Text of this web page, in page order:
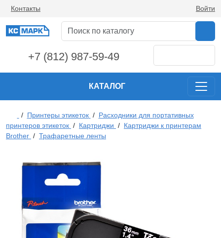
Контакты Войти
+7 (812) 987-59-49
КАТАЛОГ
/ Принтеры этикеток / Расходники для портативных
принтеров этикеток / Картриджи / Картриджи к принтерам
Brother / Трафаретные ленты